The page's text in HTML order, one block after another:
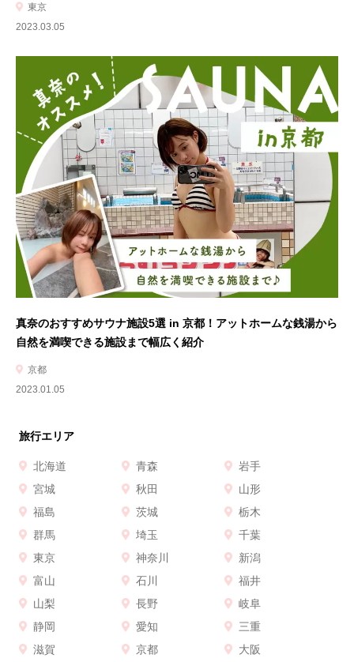
東京
2023.03.05
真奈のおすすめサウナ施設5選 in 京都！アットホームな銭湯から
自然を満喫できる施設まで幅広く紹介
京都
2023.01.05
旅行エリア
北海道 青森
岩手
宮城
秋田
山形
福島
茨城
栃木
群馬
埼玉
千葉
東京
神奈川
新潟
富山
石川
福井
山梨
長野
岐阜
静岡
愛知
三重
滋賀
京都
大阪